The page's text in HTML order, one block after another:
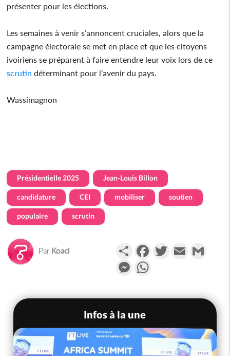
présenter pour les élections.
Les semaines à venir s’annoncent cruciales, alors que la
campagne électorale se met en place et que les citoyens
ivoiriens se préparent à faire entendre leur voix lors de ce
scrutin déterminant pour l’avenir du pays.
Wassimagnon
Présidentielle 2025 Jean-Louis Billon
candidature CEI mobiliser soutien
populaire scrutin
Par Koaci PartagerFacebookTwitterEmail
Messenger
Infos à la une